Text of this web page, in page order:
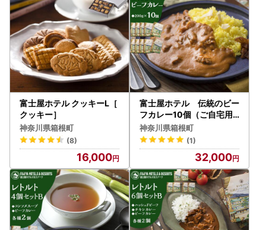
富士屋ホテル クッキーL［
クッキー］
神奈川県箱根町
(8)
16,000
富士屋ホテル 伝統のビー
フカレー10個（ご自宅用
）［レトルトレトルト］
神奈川県箱根町
(1)
32,000